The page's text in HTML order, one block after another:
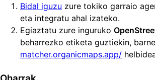
Bidal iguzu zure tokiko garraio
eta integratu ahal izateko.
Egiaztatu zure inguruko
beharrezko etiketa guztiekin,
matcher.organicmaps.app/